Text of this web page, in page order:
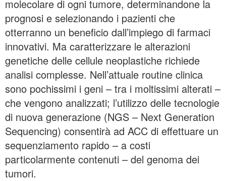
molecolare di ogni tumore, determinandone la
prognosi e selezionando i pazienti che
otterranno un beneficio dall’impiego di farmaci
innovativi. Ma caratterizzare le alterazioni
genetiche delle cellule neoplastiche richiede
analisi complesse. Nell’attuale routine clinica
sono pochissimi i geni – tra i moltissimi alterati –
che vengono analizzati; l’utilizzo delle tecnologie
di nuova generazione (NGS – Next Generation
Sequencing) consentirà ad ACC di effettuare un
sequenziamento rapido – a costi
particolarmente contenuti – del genoma dei
tumori.